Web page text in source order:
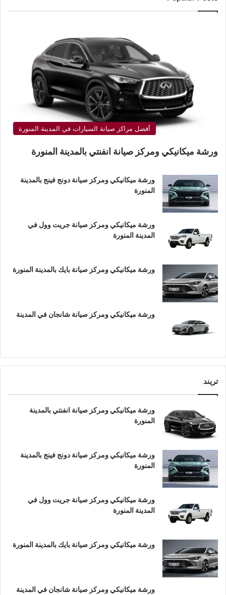
أفضل مراكز صيانة السيارات في المدينة المنورة
ورشة ميكانيكي ومركز صيانة انفنتي بالمدينة المنورة
ورشة ميكانيكي ومركز صيانة دونج فينج بالمدينة
المنورة
ورشة ميكانيكي ومركز صيانة جريت وول في
المدينة المنورة
ورشة ميكانيكي ومركز صيانة بايك بالمدينة المنورة
ورشة ميكانيكي ومركز صيانة شانجان في المدينة
تريند
ورشة ميكانيكي ومركز صيانة انفنتي بالمدينة
المنورة
ورشة ميكانيكي ومركز صيانة دونج فينج بالمدينة
المنورة
ورشة ميكانيكي ومركز صيانة جريت وول في
المدينة المنورة
ورشة ميكانيكي ومركز صيانة بايك بالمدينة المنورة
ورشة ميكانيكي ومركز صيانة شانجان في المدينة